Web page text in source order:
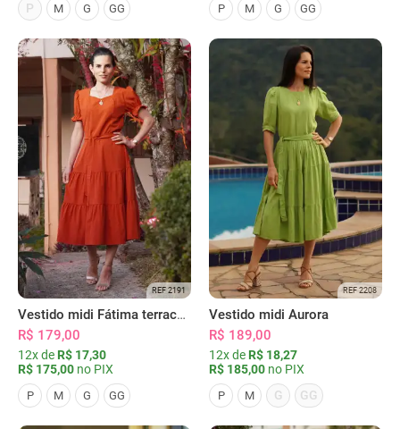
P
M G GG P M G GG
REF 2191
Vestido midi Fátima terracota
R$ 179,00
12x de R$ 17,30
R$ 175,00 no PIX
P M G GG
REF 2208
Vestido midi Aurora
R$ 189,00
12x de R$ 18,27
R$ 185,00 no PIX
P M G GG